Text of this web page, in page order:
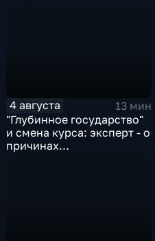
4 августа
13 мин
"Глубинное государство"
и смена курса: эксперт - о
причинах